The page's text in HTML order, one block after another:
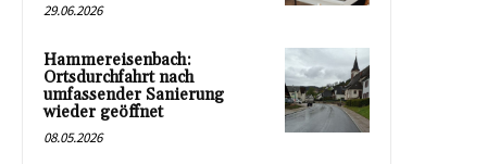
29.06.2026
Hammereisenbach:
Ortsdurchfahrt nach
umfassender Sanierung
wieder geöffnet
08.05.2026